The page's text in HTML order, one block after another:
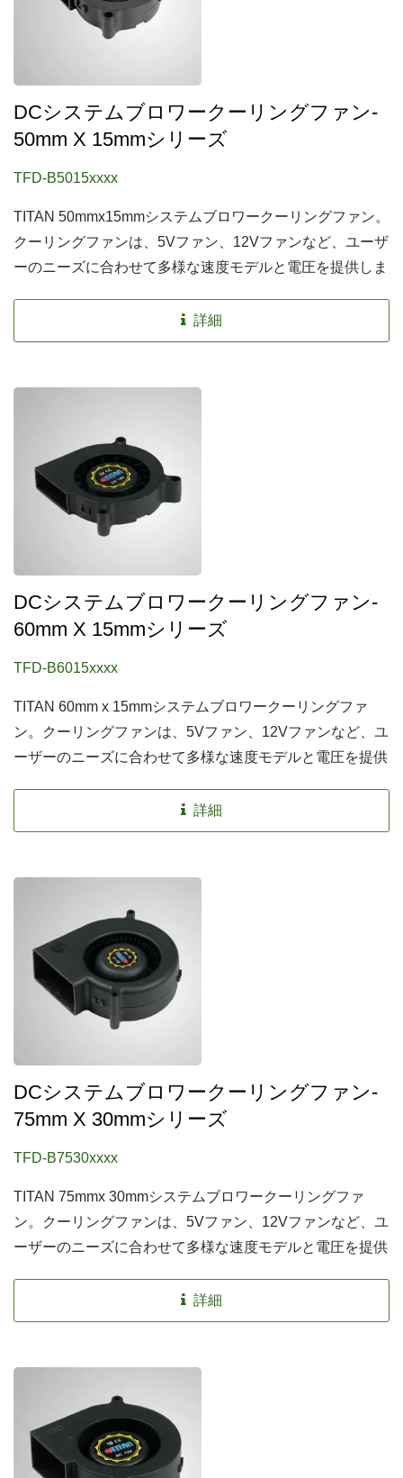
DCシステムブロワークーリングファン-
50mm X 15mmシリーズ
TFD-B5015xxxx
TITAN 50mmx15mmシステムブロワークーリングファン。
クーリングファンは、5Vファン、12Vファンなど、ユーザ
ーのニーズに合わせて多様な速度モデルと電圧を提供しま
詳細
DCシステムブロワークーリングファン-
60mm X 15mmシリーズ
TFD-B6015xxxx
TITAN 60mm x 15mmシステムブロワークーリングファ
ン。クーリングファンは、5Vファン、12Vファンなど、ユ
ーザーのニーズに合わせて多様な速度モデルと電圧を提供
詳細
DCシステムブロワークーリングファン-
75mm X 30mmシリーズ
TFD-B7530xxxx
TITAN 75mmx 30mmシステムブロワークーリングファ
ン。クーリングファンは、5Vファン、12Vファンなど、ユ
ーザーのニーズに合わせて多様な速度モデルと電圧を提供
詳細